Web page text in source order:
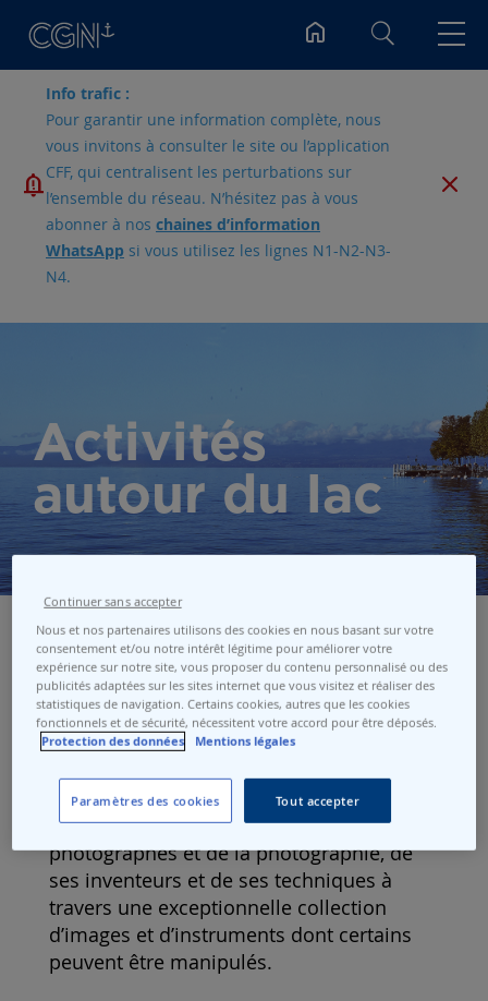
Info trafic :
Pour garantir une information complète, nous
vous invitons à consulter le site ou l’application
CFF, qui centralisent les perturbations sur
l’ensemble du réseau. N’hésitez pas à vous
abonner à nos chaines d’information
WhatsApp si vous utilisez les lignes N1-N2-N3-
N4.
Activités
autour du lac
Visite du Musée suisse de l'appareil
photographique
Situé au bord du lac Léman, sur la Grande
Place au cœur de «Vevey, ville d’Images»,
le musée propose aux visiteurs de tout
âge de découvrir l’histoire des
photographes et de la photographie, de
ses inventeurs et de ses techniques à
travers une exceptionnelle collection
d’images et d’instruments dont certains
peuvent être manipulés.
Nous et nos partenaires utilisons des cookies en nous basant sur votre
consentement et/ou notre intérêt légitime pour améliorer votre
expérience sur notre site, vous proposer du contenu personnalisé ou des
publicités adaptées sur les sites internet que vous visitez et réaliser des
statistiques de navigation. Certains cookies, autres que les cookies
fonctionnels et de sécurité, nécessitent votre accord pour être déposés.
Protection des données Mentions légales
Paramètres des cookies Tout accepter
Continuer sans accepter